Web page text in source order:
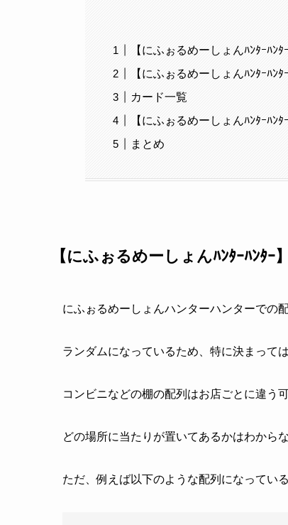
【にふぉるめーしょんﾊﾝﾀｰﾊﾝ
【にふぉるめーしょんﾊﾝﾀｰﾊﾝ
カード一覧
【にふぉるめーしょんﾊﾝﾀｰﾊ
まとめ
【にふぉるめーしょんﾊﾝﾀｰﾊﾝﾀ
にふぉるめーしょんハンターハンターでの
ランダムになっているため、特に決まって
コンビニなどの棚の配列はお店ごとに違う
どの場所に当たりが置いてあるかはわから
ただ、例えば以下のような配列になってい